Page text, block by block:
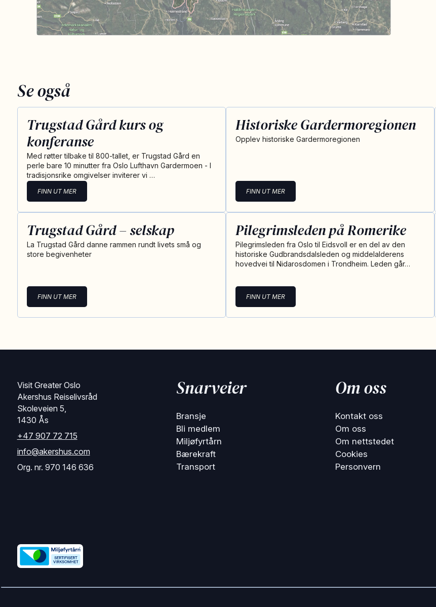
Se også
Trugstad Gård kurs og
konferanse
Med røtter tilbake til 800-tallet, er Trugstad Gård en
perle bare 10 minutter fra Oslo Lufthavn Gardermoen - I
tradisjonsrike omgivelser inviterer vi …
FINN UT MER
Historiske Gardermoregionen
Opplev historiske Gardermoregionen
FINN UT MER
Trugstad Gård – selskap
La Trugstad Gård danne rammen rundt livets små og
store begivenheter
FINN UT MER
Pilegrimsleden på Romerike
Pilegrimsleden fra Oslo til Eidsvoll er en del av den
historiske Gudbrandsdalsleden og middelalderens
hovedvei til Nidarosdomen i Trondheim. Leden går…
FINN UT MER
Visit Greater Oslo
Akershus Reiselivsråd
Skoleveien 5,
1430 Ås
+47 907 72 715
info@akershus.com
Org. nr. 970 146 636
Snarveier
Bransje
Bli medlem
Miljøfyrtårn
Bærekraft
Transport
Om oss
Kontakt oss
Om oss
Om nettstedet
Cookies
Personvern